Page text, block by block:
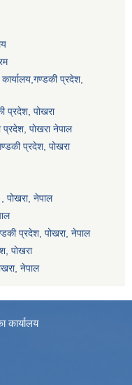
प्रदेश,
प्रदेश, पोखरा
प्रदेश, पाेखरा नेपाल
प्रदेश, पोखरा
पोखरा, नेपाल
प्रदेश, पोखरा, नेपाल
पाेखरा
नेपाल
कार्यालय